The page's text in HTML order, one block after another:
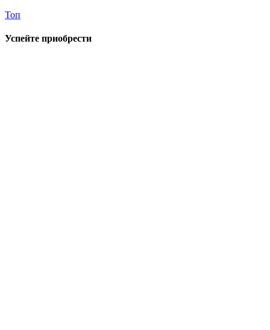
Топ
Успейте приобрести